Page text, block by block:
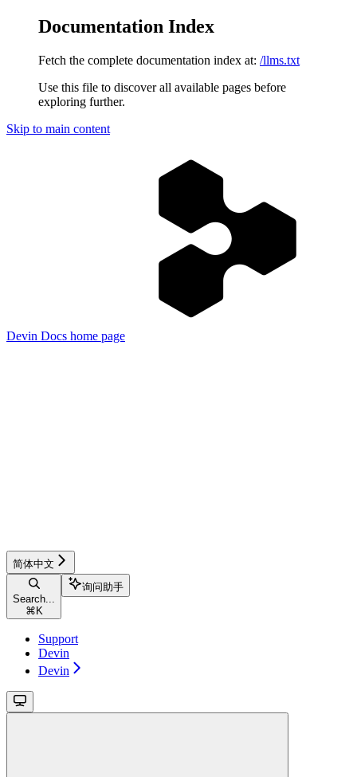
Documentation Index
Fetch the complete documentation index at: /llms.txt
Use this file to discover all available pages before
exploring further.
Skip to main content
Devin Docs home page
简体中文
Search...
⌘ K
询问助手
Support
Devin
Devin